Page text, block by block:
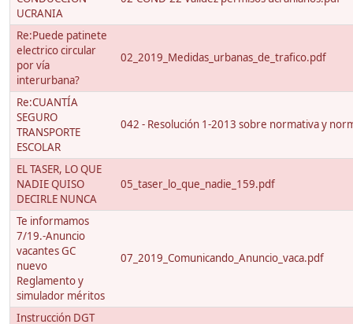
UCRANIA
Re:Puede patinete
electrico circular
por vía
interurbana?
02_2019_Medidas_urbanas_de_trafico.pdf
Re:CUANTÍA
SEGURO
TRANSPORTE
ESCOLAR
042 - Resolución 1-2013 sobre normativa y
EL TASER, LO QUE
NADIE QUISO
DECIRLE NUNCA
05_taser_lo_que_nadie_159.pdf
Te informamos
7/19.-Anuncio
vacantes GC
nuevo
Reglamento y
simulador méritos
07_2019_Comunicando_Anuncio_vaca.pdf
Instrucción DGT